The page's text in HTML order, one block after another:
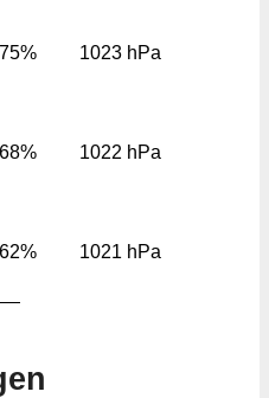
75% 1023 hPa
68% 1022 hPa
62% 1021 hPa